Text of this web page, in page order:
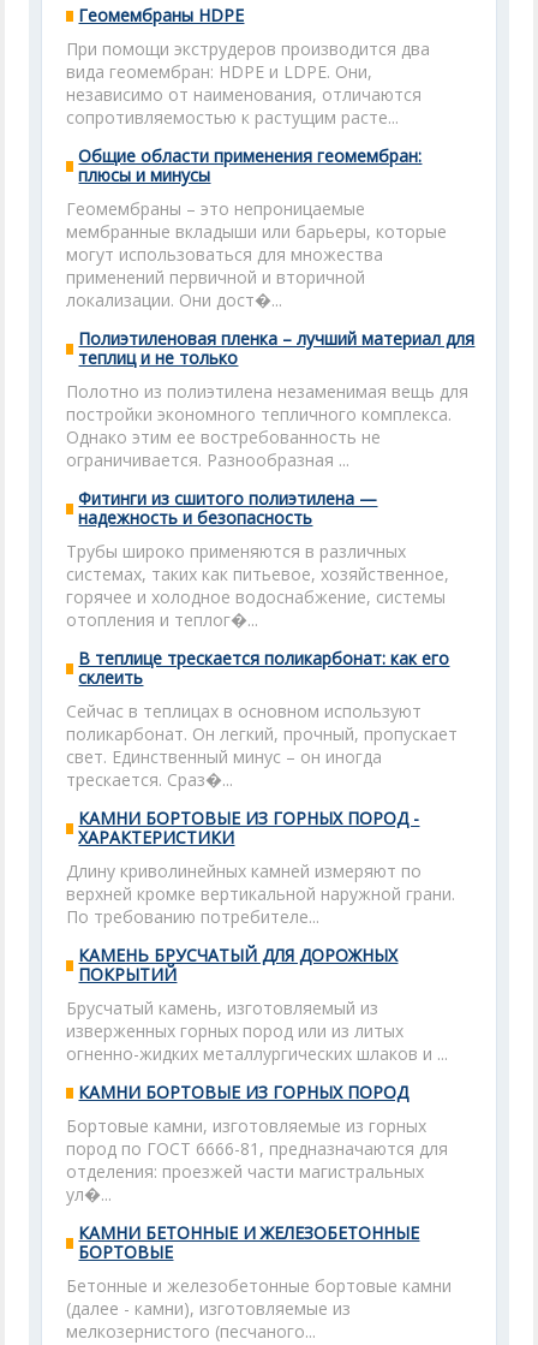
Геомембраны HDPE
При помощи экструдеров производится два
вида геомембран: HDPE и LDPE. Они,
независимо от наименования, отличаются
сопротивляемостью к растущим расте...
Общие области применения геомембран:
плюсы и минусы
Геомембраны – это непроницаемые
мембранные вкладыши или барьеры, которые
могут использоваться для множества
применений первичной и вторичной
локализации. Они дост�...
Полиэтиленовая пленка – лучший материал для
теплиц и не только
Полотно из полиэтилена незаменимая вещь для
постройки экономного тепличного комплекса.
Однако этим ее востребованность не
ограничивается. Разнообразная ...
Фитинги из сшитого полиэтилена —
надежность и безопасность
Трубы широко применяются в различных
системах, таких как питьевое, хозяйственное,
горячее и холодное водоснабжение, системы
отопления и теплог�...
В теплице трескается поликарбонат: как его
склеить
Сейчас в теплицах в основном используют
поликарбонат. Он легкий, прочный, пропускает
свет. Единственный минус – он иногда
трескается. Сраз�...
КАМНИ БОРТОВЫЕ ИЗ ГОРНЫХ ПОРОД -
ХАРАКТЕРИСТИКИ
Длину криволинейных камней измеряют по
верхней кромке вертикальной наружной грани.
По требованию потребителе...
КАМЕНЬ БРУСЧАТЫЙ ДЛЯ ДОРОЖНЫХ
ПОКРЫТИЙ
Брусчатый камень, изготовляемый из
изверженных горных пород или из литых
огненно-жидких металлургических шлаков и ...
КАМНИ БОРТОВЫЕ ИЗ ГОРНЫХ ПОРОД
Бортовые камни, изготовляемые из горных
пород по ГОСТ 6666-81, предназначаются для
отделения: проезжей части магистральных
ул�...
КАМНИ БЕТОННЫЕ И ЖЕЛЕЗОБЕТОННЫЕ
БОРТОВЫЕ
Бетонные и железобетонные бортовые камни
(далее - камни), изготовляемые из
мелкозернистого (песчаного...